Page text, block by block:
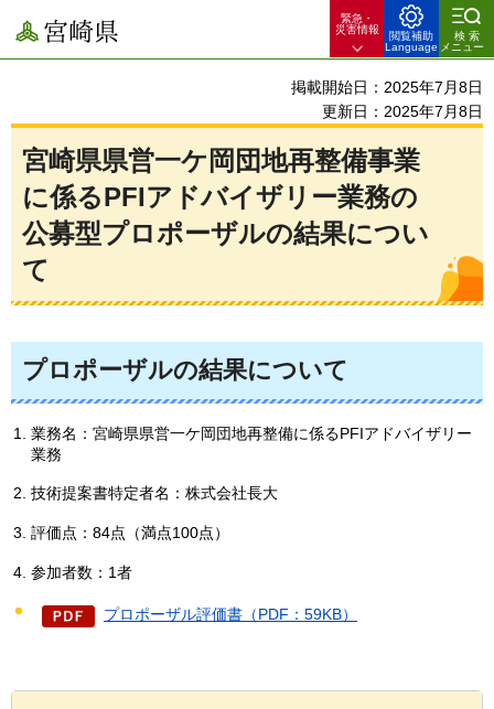
宮崎県
緊急・
災害情報
閲覧補助
Language
検索
メニュー
掲載開始日：2025年7月8日
更新日：2025年7月8日
宮崎県県営一ケ岡団地再整備事業
に係るPFIアドバイザリー業務の
公募型プロポーザルの結果につい
て
プロポーザルの結果について
業務名：宮崎県県営一ケ岡団地再整備に係るPFIアドバイザリー
業務
技術提案書特定者名：株式会社長大
評価点：84点（満点100点）
参加者数：1者
プロポーザル評価書（PDF：59KB）